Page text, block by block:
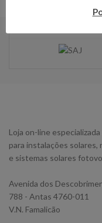
Loja on-line
para instalações
e sistemas solares
Avenida dos
788 - Antas 4760-011
V.N. Famalicão